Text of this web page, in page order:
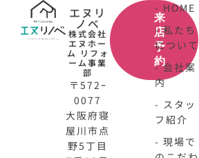
エヌリ
ノベ
株式会社
エヌホー
ム リフォ
ーム事業
部
〒572ｰ
0077
大阪府寝
屋川市点
野5丁目
来
店
予
約
- HOME
- 私たち
について
- 会社案
内
- スタッ
フ紹介
- 現場で